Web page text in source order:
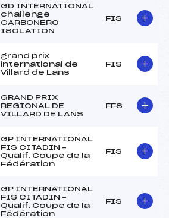
GD INTERNATIONAL
challenge
CARBONERO
ISOLATION
FIS
grand prix
international de
Villard de Lans
FIS
GRAND PRIX
REGIONAL DE
VILLARD DE LANS
FFS
GP INTERNATIONAL
FIS CITADIN –
Qualif. Coupe de la
Fédération
FIS
GP INTERNATIONAL
FIS CITADIN –
Qualif. Coupe de la
Fédération
FIS